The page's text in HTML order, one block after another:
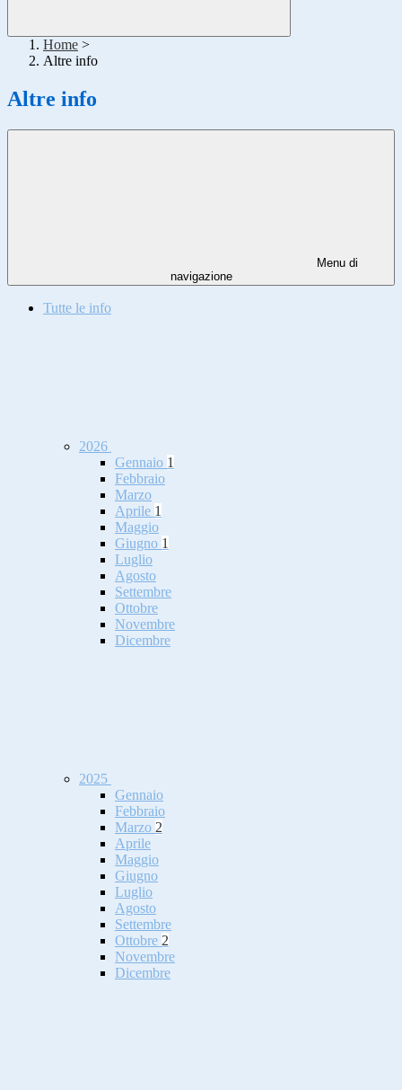
Home >
Altre info
Altre info
Menu di
navigazione
Tutte le info
2026
Gennaio 1
Febbraio
Marzo
Aprile 1
Maggio
Giugno 1
Luglio
Agosto
Settembre
Ottobre
Novembre
Dicembre
2025
Gennaio
Febbraio
Marzo 2
Aprile
Maggio
Giugno
Luglio
Agosto
Settembre
Ottobre 2
Novembre
Dicembre